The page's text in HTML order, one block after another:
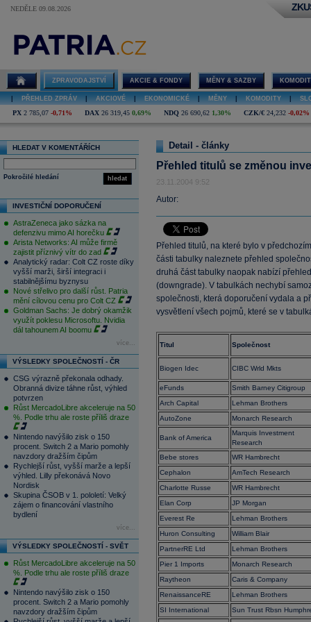
NEDĚLE 09.08.2026
ZPRAVODAJSTVÍ AKCIE & FONDY MĚNY & SAZBY
PŘEHLED ZPRÁV AKCIOVÉ EKONOMICKÉ MĚNY KOMODITY
PX 2 785,07 -0,71% DAX 26 319,45 0,69% NDQ 26 690,62 1,30% CZK/€ 24,232 -0,02%
HLEDAT V KOMENTÁŘÍCH
hledat
Pokročilé hledání
INVESTIČNÍ DOPORUČENÍ
AstraZeneca jako sázka na
defenzivu mimo AI horečku
Arista Networks: AI může firmě
zajistit příznivý vítr do zad
Analytický radar: Colt CZ roste díky
vyšší marži, širší integraci i
stabilnějšímu byznysu
Nové střelivo pro další růst. Patria
mění cílovou cenu pro Colt CZ
Goldman Sachs: Je dobrý okamžik
využít poklesu Microsoftu. Nvidia
dál tahounem AI boomu
více...
VÝSLEDKY SPOLEČNOSTÍ - ČR
CSG výrazně překonala odhady.
Obranná divize táhne růst, výhled
potvrzen
Růst MercadoLibre akceleruje na 50
%. Podle trhu ale roste příliš draze
Nintendo navýšilo zisk o 150
procent. Switch 2 a Mario pomohly
navzdory dražším čipům
Rychlejší růst, vyšší marže a lepší
výhled. Lilly překonává Novo
Nordisk
Skupina ČSOB v 1. pololetí: Velký
zájem o financování vlastního
bydlení
více...
VÝSLEDKY SPOLEČNOSTÍ - SVĚT
Růst MercadoLibre akceleruje na 50
%. Podle trhu ale roste příliš draze
Nintendo navýšilo zisk o 150
procent. Switch 2 a Mario pomohly
navzdory dražším čipům
Detail - články
Přehled titulů se změnou
23.11.2004 9:52
Autor:
Přehled titulů, na které bylo v
části tabulky naleznete přehled
druhá část tabulky naopak nabízí
(downgrade). V tabulkách nechybí
společnosti, která doporučení vydala a
vysvětlení všech pojmů, které se v
Titul Společnost
Biogen Idec CIBC Wrld Mkts
eFunds
Smith Barney Citigroup
Arch Capital
Lehman Brothers
AutoZone
Monarch Research
Bank of America
Marquis Investment
Research
Bebe stores
WR Hambrecht
Cephalon
AmTech Research
Charlotte Russe
WR Hambrecht
Elan Corp
JP Morgan
Everest Re
Lehman Brothers
Huron Consulting
William Blair
PartnerRE Ltd
Lehman Brothers
Pier 1 Imports
Monarch Research
Raytheon
Caris & Company
RenaissanceRE
Lehman Brothers
SI International
Sun Trust Rbsn